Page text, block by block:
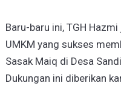
Baru-baru ini, TGH
UMKM yang sukses
Sasak Maiq di Desa
Dukungan ini diberikan